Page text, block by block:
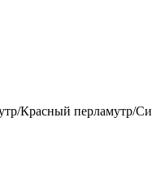
Красный перламутр/